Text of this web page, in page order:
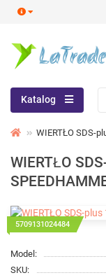
Katalog
WIERTŁO SDS-
WIERTŁO
5709131024484
Model:
SKU: